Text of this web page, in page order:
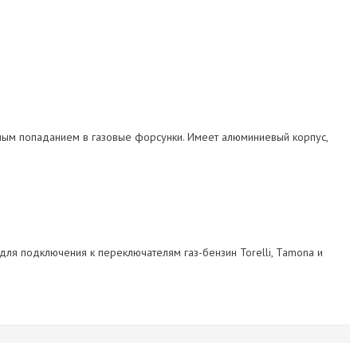
попаданием в газовые форсунки. Имеет алюминиевый корпус,
подключения к переключателям газ-бензин Torelli, Tamona и